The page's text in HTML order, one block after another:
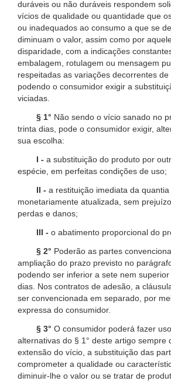
duráveis ou não duráveis respondem
vícios de qualidade ou quantidade que
ou inadequados ao consumo a que se
diminuam o valor, assim como por
disparidade, com a indicações
embalagem, rotulagem ou mensagem
respeitadas as variações decorrentes de
podendo o consumidor exigir a
viciadas.
§ 1° Não sendo o vício sanado no
trinta dias, pode o consumidor exigir,
sua escolha:
I - a substituição do produto por
espécie, em perfeitas condições de uso;
II - a restituição imediata da quantia
monetariamente atualizada, sem
perdas e danos;
III - o abatimento proporcional do
§ 2° Poderão as partes
ampliação do prazo previsto no
podendo ser inferior a sete nem
dias. Nos contratos de adesão, a
ser convencionada em separado, por
expressa do consumidor.
§ 3° O consumidor poderá fazer
alternativas do § 1° deste artigo sempre
extensão do vício, a substituição das
comprometer a qualidade ou
diminuir-lhe o valor ou se tratar de